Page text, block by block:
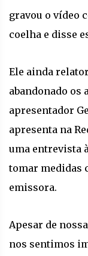
gravou o vídeo
coelha e disse
Ele ainda
abandonado os
apresentador
apresenta na
uma entrevista
tomar medidas
emissora.
Apesar de
nos sentimos